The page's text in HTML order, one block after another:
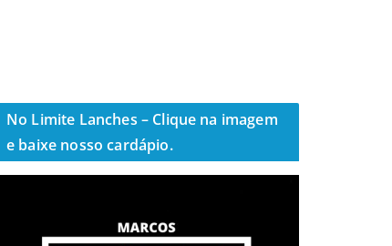
No Limite Lanches – Clique na imagem
e baixe nosso cardápio.